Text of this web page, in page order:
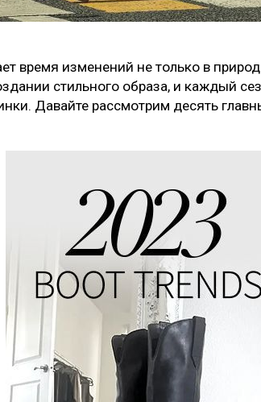
время изменений не только в
стильного образа, и каждый
Давайте рассмотрим десять